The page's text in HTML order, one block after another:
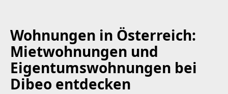
Wohnungen in Österreich:
Mietwohnungen und
Eigentumswohnungen bei
Dibeo entdecken